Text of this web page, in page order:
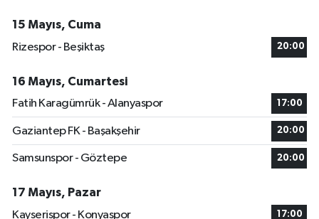
15 Mayıs, Cuma
Rizespor - Beşiktaş
20:00
16 Mayıs, Cumartesi
Fatih Karagümrük - Alanyaspor
17:00
Gaziantep FK - Başakşehir 20:00
Samsunspor - Göztepe 20:00
17 Mayıs, Pazar
Kayserispor - Konyaspor
17:00